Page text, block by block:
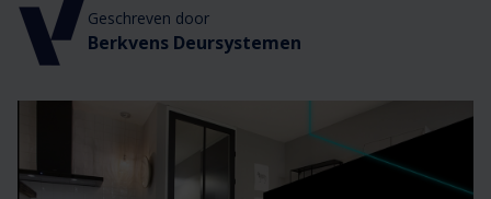
Veelgestelde vragen
Brochures
Technische documentatie
Geschreven door
Berkvens Deursystemen